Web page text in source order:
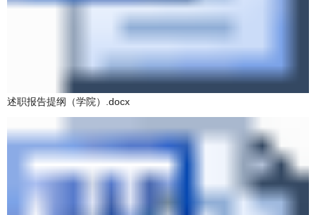
述职报告提纲（学院）.docx